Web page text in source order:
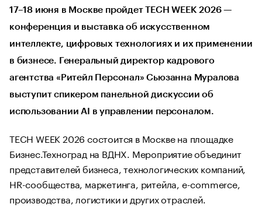
17–18 июня в Москве пройдет TECH WEEK 2026 —
конференция и выставка об искусственном
интеллекте, цифровых технологиях и их применении
в бизнесе. Генеральный директор кадрового
агентства «Ритейл Персонал» Сьюзанна Муралова
выступит спикером панельной дискуссии об
использовании AI в управлении персоналом.
TECH WEEK 2026 состоится в Москве на площадке
Бизнес.Техноград на ВДНХ. Мероприятие объединит
представителей бизнеса, технологических компаний,
HR-сообщества, маркетинга, ритейла, e-commerce,
производства, логистики и других отраслей.